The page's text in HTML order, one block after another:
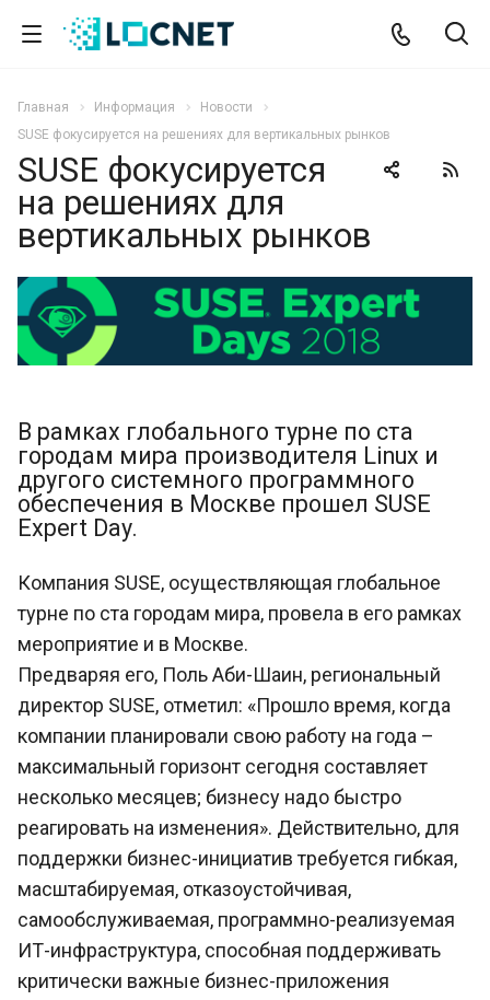
Главная Информация
Новости
SUSE фокусируется на решениях для вертикальных рынков
SUSE фокусируется
на решениях для
вертикальных рынков
В рамках глобального турне по ста
городам мира производителя Linux и
другого системного программного
обеспечения в Москве прошел SUSE
Expert Day.
Компания SUSE, осуществляющая глобальное
турне по ста городам мира, провела в его рамках
мероприятие и в Москве.
Предваряя его, Поль Аби-Шаин, региональный
директор SUSE, отметил: «Прошло время, когда
компании планировали свою работу на года –
максимальный горизонт сегодня составляет
несколько месяцев; бизнесу надо быстро
реагировать на изменения». Действительно, для
поддержки бизнес-инициатив требуется гибкая,
масштабируемая, отказоустойчивая,
самообслуживаемая, программно-реализуемая
ИТ-инфраструктура, способная поддерживать
критически важные бизнес-приложения